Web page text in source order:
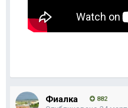
Фиалка 882